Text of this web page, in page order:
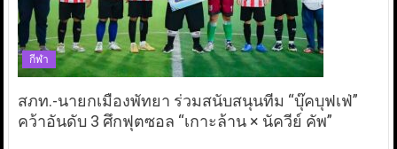
กีฬา
สภท.-นายกเมืองพัทยา ร่วมสนับสนุนทีม “บุ๊คบุฟเฟ่”
คว้าอันดับ 3 ศึกฟุตซอล “เกาะล้าน × นัควีย์ คัพ”